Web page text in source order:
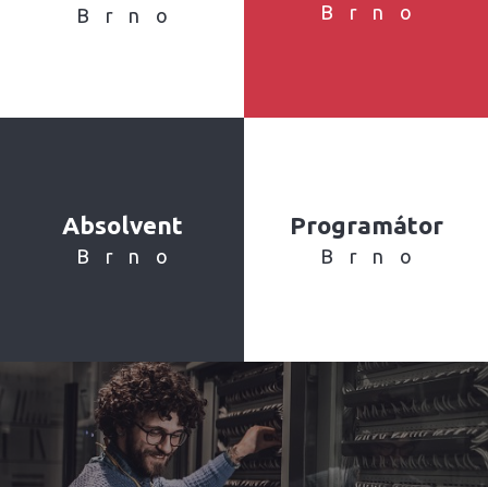
Brno Brno
Absolvent
Brno
Programátor
Brno